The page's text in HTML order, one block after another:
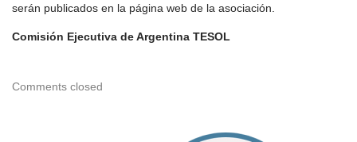
serán publicados en la página web de la asociación.
Comisión Ejecutiva de Argentina TESOL
Comments closed